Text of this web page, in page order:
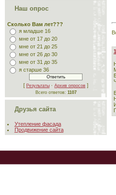
Наш опрос
Сколько Вам лет???
я младше 16
мне от 17 до 20
мне от 21 до 25
мне от 26 до 30
мне от 31 до 35
я старше 36
[ Результаты · Архив опросов ]
Всего ответов: 1107
Друзья сайта
Утепление фасада
Продвижение сайта
1